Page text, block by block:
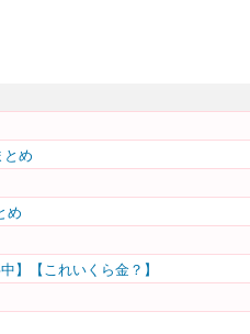
とめ
め
】【これいくら金？】